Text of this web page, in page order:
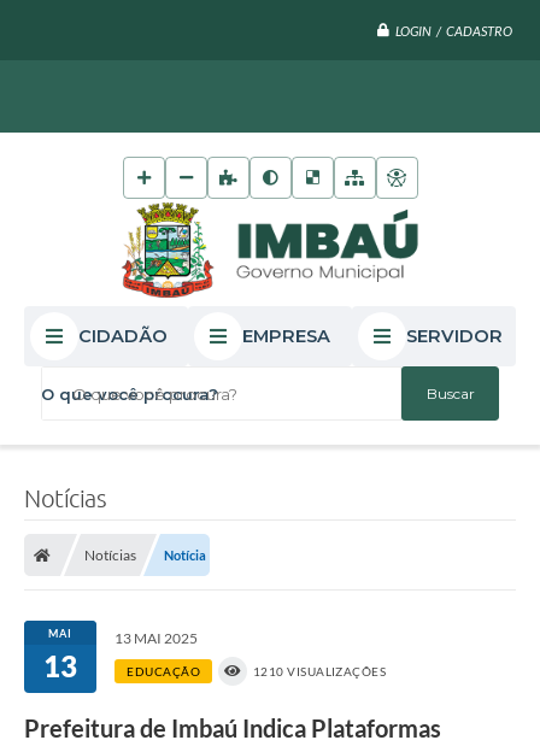
LOGIN / CADASTRO
O que você procura?
CIDADÃO EMPRESA SERVIDOR
Notícias
Notícias Notícia
MAI
13
13 MAI 2025
EDUCAÇÃO 1210 VISUALIZAÇÕES
Prefeitura de Imbaú Indica Plataformas